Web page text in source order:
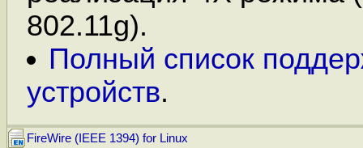
802.11g).
Полный список
устройств.
FireWire (IEEE 1394) for Linux